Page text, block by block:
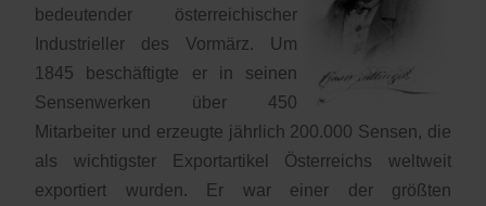
bedeutender österreichischer
Industrieller des Vormärz. Um
1845 beschäftigte er in seinen
Sensenwerken über 450
Mitarbeiter und erzeugte jährlich 200.000 Sensen, die
als wichtigster Exportartikel Österreichs weltweit
exportiert wurden. Er war einer der größten